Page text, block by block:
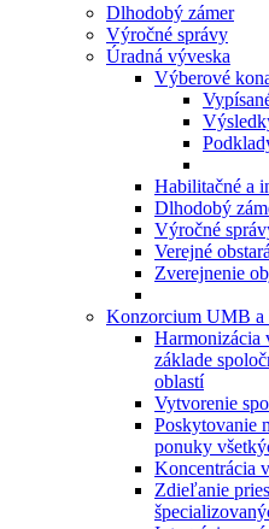
Dlhodobý zámer
Výročné správy
Úradná výveska
Výberové
Habilitačné a
Dlhodobý
Výročné
Verejné
Zverejnenie
Konzorcium UMB
Harmonizácia
základe
oblastí
Vytvorenie
Poskytovanie
ponuky
Koncentrácia
Zdieľanie